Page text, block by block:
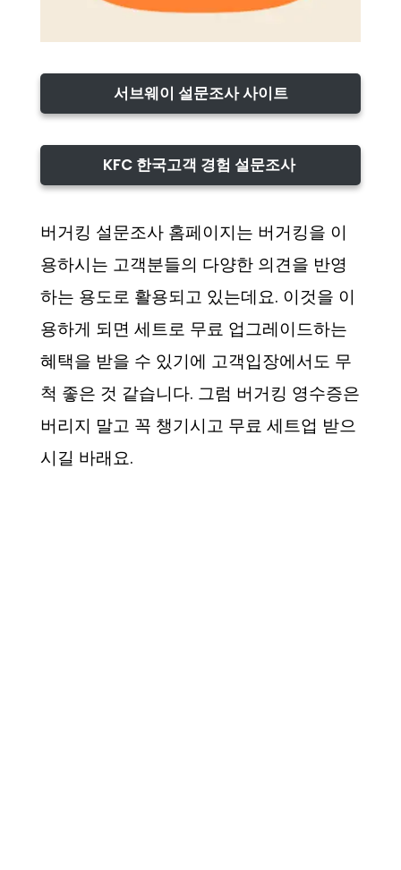
서브웨이 설문조사 사이트
KFC 한국고객 경험 설문조사
버거킹 설문조사 홈페이지는 버거킹을 이
용하시는 고객분들의 다양한 의견을 반영
하는 용도로 활용되고 있는데요. 이것을 이
용하게 되면 세트로 무료 업그레이드하는
혜택을 받을 수 있기에 고객입장에서도 무
척 좋은 것 같습니다. 그럼 버거킹 영수증은
버리지 말고 꼭 챙기시고 무료 세트업 받으
시길 바래요.